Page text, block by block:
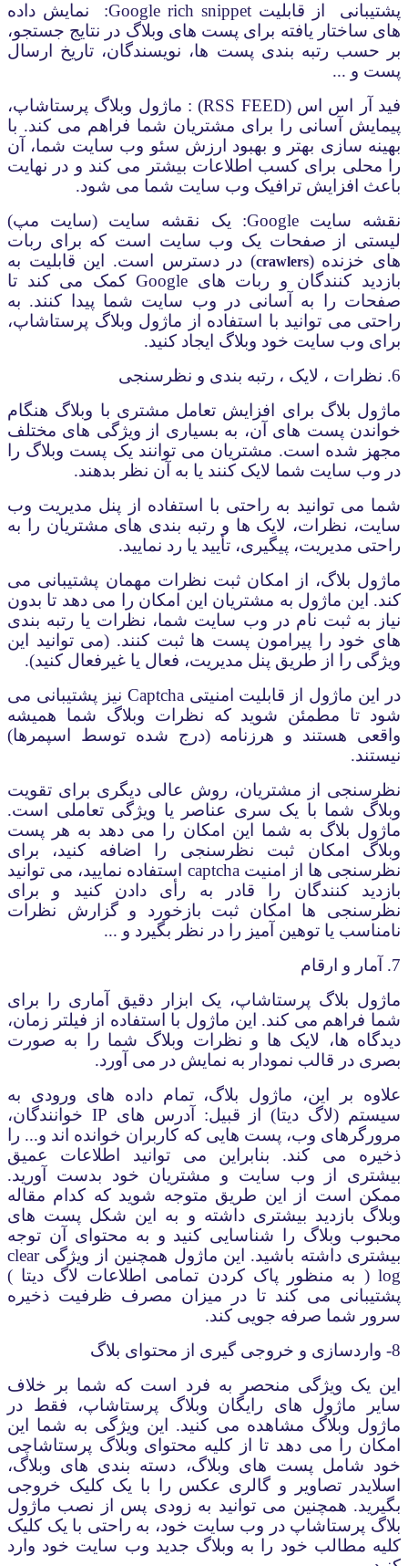
پشتیبانی
از قابلیت Google rich snippet: نمایش داده
های ساختار یافته برای پست های وبلاگ در نتایج جستجو،
بر حسب رتبه بندی پست ها، نویسندگان، تاریخ ارسال
پست و ...
فید آر اس اس (RSS FEED) : ماژول وبلاگ پرستاشاپ،
پیمایش آسانی را برای مشتریان شما فراهم می کند. با
بهینه سازی بهتر و بهبود ارزش سئو وب سایت شما، آن
را محلی برای کسب اطلاعات بیشتر می کند و در نهایت
باعث افزایش ترافیک وب سایت شما می شود.
نقشه سایتGoogle: یک نقشه سایت (سایت مپ)
لیستی از صفحات یک وب سایت است که برای ربات
های خزنده (crawlers) در دسترس است. این قابلیت به
بازدید کنندگان و ربات های Googleکمک می کند تا
صفحات را به آسانی در وب سایت شما پیدا کنند. به
راحتی می توانید با استفاده از ماژول وبلاگ پرستاشاپ،
برای وب سایت خود وبلاگ ایجاد کنید.
6. نظرات ، لایک ، رتبه بندی و نظرسنجی
ماژول بلاگ برای افزایش تعامل مشتری با وبلاگ هنگام
خواندن پست های آن، به بسیاری از ویژگی های مختلف
مجهز شده است. مشتریان می توانند یک پست وبلاگ را
در وب سایت شما لایک کنند یا به آن نظر بدهند.
شما می توانید به راحتی با استفاده از پنل مدیریت وب
سایت، نظرات، لایک ها و رتبه بندی های مشتریان را به
راحتی مدیریت، پیگیری، تأیید یا رد نمایید.
ماژول بلاگ، از امکان ثبت نظرات مهمان پشتیبانی می
کند. این ماژول به مشتریان این امکان را می دهد تا بدون
نیاز به ثبت نام در وب سایت شما، نظرات یا رتبه بندی
های خود را پیرامون پست ها ثبت کنند. (می توانید این
ویژگی را از طریق پنل مدیریت، فعال یا غیرفعال کنید).
در این ماژول از قابلیت امنیتی Captcha نیز پشتیبانی می
شود تا مطمئن شوید که نظرات وبلاگ شما همیشه
واقعی هستند و هرزنامه (درج شده توسط اسپمرها)
نیستند.
نظرسنجی از مشتریان، روش عالی دیگری برای تقویت
وبلاگ شما با یک سری عناصر یا ویژگی تعاملی است.
ماژول بلاگ به شما این امکان را می دهد به هر پست
وبلاگ امکان ثبت نظرسنجی را اضافه کنید، برای
نظرسنجی ها از امنیت captcha استفاده نمایید، می توانید
بازدید کنندگان را قادر به رأی دادن کنید و برای
نظرسنجی ها امکان ثبت بازخورد و گزارش نظرات
نامناسب یا توهین آمیز را در نظر بگیرد و ...
7. آمار و ارقام
ماژول بلاگ پرستاشاپ، یک ابزار دقیق آماری را برای
شما فراهم می کند. این ماژول با استفاده از فیلتر زمان،
دیدگاه ها، لایک ها و نظرات وبلاگ شما را به صورت
بصری در قالب نمودار به نمایش در می آورد.
علاوه بر این، ماژول بلاگ، تمام داده های ورودی به
سیستم (لاگ دیتا) از قبیل: آدرس های IP خوانندگان،
مرورگرهای وب، پست هایی که کاربران خوانده اند و... را
ذخیره می کند. بنابراین می توانید اطلاعات عمیق
بیشتری از وب سایت و مشتریان خود بدست آورید.
ممکن است از این طریق متوجه شوید که کدام مقاله
وبلاگ بازدید بیشتری داشته و به این شکل پست های
محبوب وبلاگ را شناسایی کنید و به محتوای آن توجه
بیشتری داشته باشید. این ماژول همچنین از ویژگیclear
log ( به منظور پاک کردن تمامی اطلاعات لاگ دیتا )
پشتیبانی می کند تا در میزان مصرف ظرفیت ذخیره
سرور شما صرفه جویی کند.
8- واردسازی و خروجی گیری از محتوای بلاگ
این یک ویژگی منحصر به فرد است که شما بر خلاف
سایر ماژول های رایگان وبلاگ پرستاشاپ، فقط در
ماژول وبلاگ مشاهده می کنید. این ویژگی به شما این
امکان را می دهد تا از کلیه محتوای وبلاگ پرستاشاچی
خود شامل پست های وبلاگ، دسته بندی های وبلاگ،
اسلایدر تصاویر و گالری عکس را با یک کلیک خروجی
بگیرید. همچنین می توانید به زودی پس از نصب ماژول
بلاگ پرستاشاپ در وب سایت خود، به راحتی با یک کلیک
کلیه مطالب خود را به وبلاگ جدید وب سایت خود وارد